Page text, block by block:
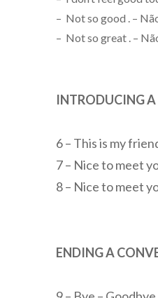
– Not so good . –
– Not so great . –
INTRODUCING
6 – This is my
7 – Nice to meet
8 – Nice to meet
ENDING A